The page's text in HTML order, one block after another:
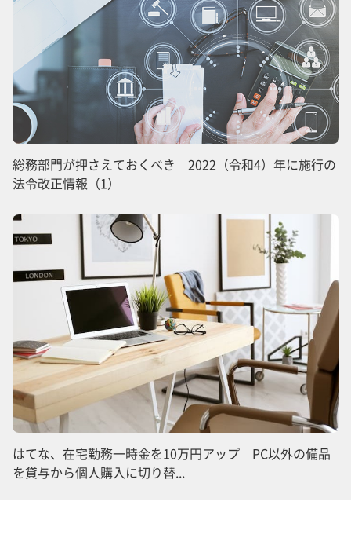
総務部門が押さえておくべき 2022（令和4）年に施行の
法令改正情報（1）
はてな、在宅勤務一時金を10万円アップ PC以外の備品
を貸与から個人購入に切り替...